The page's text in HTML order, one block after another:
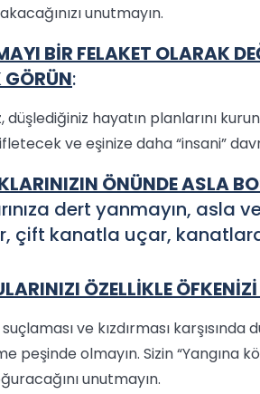
unutmayın.
BİR FELAKET OLARAK
:
düşlediğiniz hayatın planlarını
ve eşinize daha “insani”
ÖNÜNDE ASLA
dert yanmayın, asla
çift kanatla uçar,
ÖZELLİKLE
suçlaması ve kızdırması
peşinde olmayın. Sizin “Yangına
unutmayın.